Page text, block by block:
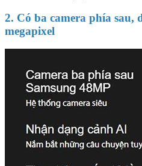
2. Có ba camera phía sau,
megapixel